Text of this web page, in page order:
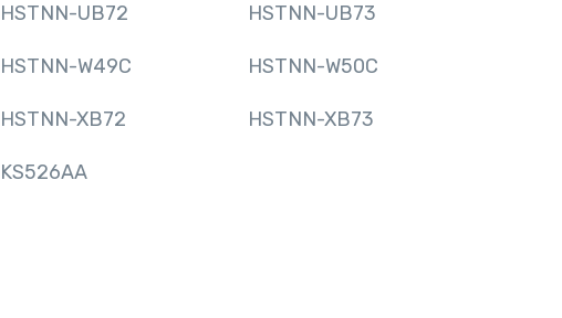
HSTNN-UB72 HSTNN-UB73
HSTNN-W49C HSTNN-W50C
HSTNN-XB72 HSTNN-XB73
KS526AA